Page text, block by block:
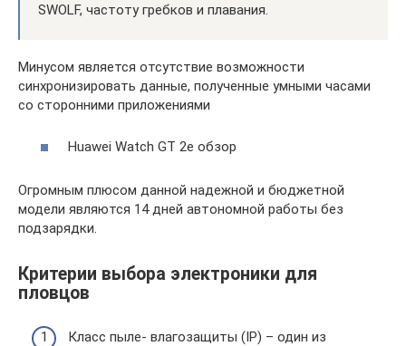
SWOLF, частоту гребков и плавания.
Минусом является отсутствие возможности
синхронизировать данные, полученные умными часами
со сторонними приложениями
Huawei Watch GT 2e обзор
Огромным плюсом данной надежной и бюджетной
модели являются 14 дней автономной работы без
подзарядки.
Критерии выбора электроники для
пловцов
Класс пыле- влагозащиты (IP) – один из